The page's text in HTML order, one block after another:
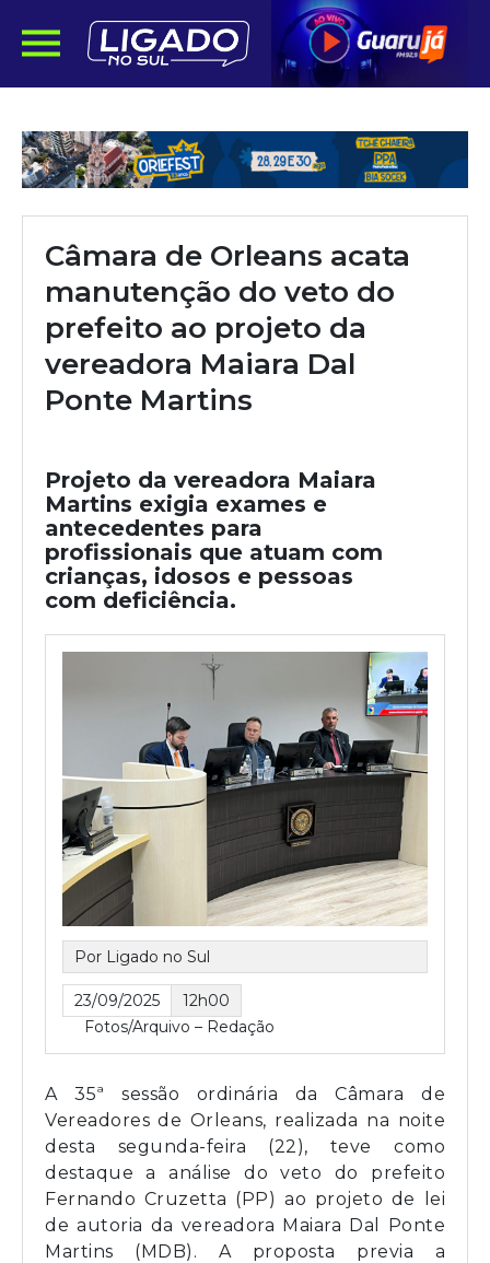
Câmara de Orleans acata
manutenção do veto do
prefeito ao projeto da
vereadora Maiara Dal
Ponte Martins
Projeto da vereadora Maiara
Martins exigia exames e
antecedentes para
profissionais que atuam com
crianças, idosos e pessoas
com deficiência.
Por Ligado no Sul
23/09/2025
12h00
Fotos/Arquivo – Redação
A 35ª sessão ordinária da Câmara de
Vereadores de Orleans, realizada na noite
desta segunda-feira (22), teve como
destaque a análise do veto do prefeito
Fernando Cruzetta (PP) ao projeto de lei
de autoria da vereadora Maiara Dal Ponte
Martins (MDB). A proposta previa a